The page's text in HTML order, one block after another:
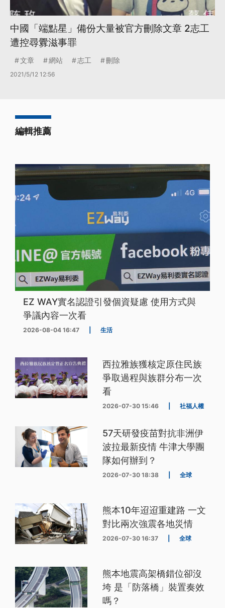
中國「端點星」備份大量被官方刪除文章 2志工
遭控尋釁滋事罪
文章 網站 志工 刪除
2021/5/12 12:56
編輯推薦
EZ WAY實名認證引發個資疑慮 使用方式與
爭議內容一次看
2026-08-04 16:47 生活
西拉雅族獲核定原住民族
爭取過程與族群分布一次
看
2026-07-30 15:46 社福人權
57天研發疫苗對抗非洲伊
波拉最新疫情 牛津大學團
隊如何辦到？
2026-07-30 18:38 全球
熊本10年迢迢重建路 一文
對比兩次強震各地災情
2026-07-30 16:37 全球
熊本地震高架橋錯位卻沒
垮 是「防落橋」裝置奏效
嗎？